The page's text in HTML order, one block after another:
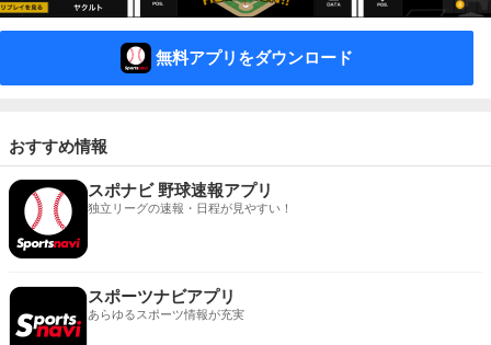
無料アプリをダウンロード
おすすめ情報
スポナビ 野球速報アプリ
独立リーグの速報・日程が見やすい！
スポーツナビアプリ
あらゆるスポーツ情報が充実